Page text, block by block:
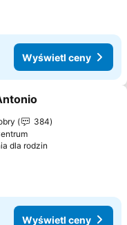
Wyświetl ceny
ulubionych
384
dla rodzin
Wyświetl ceny